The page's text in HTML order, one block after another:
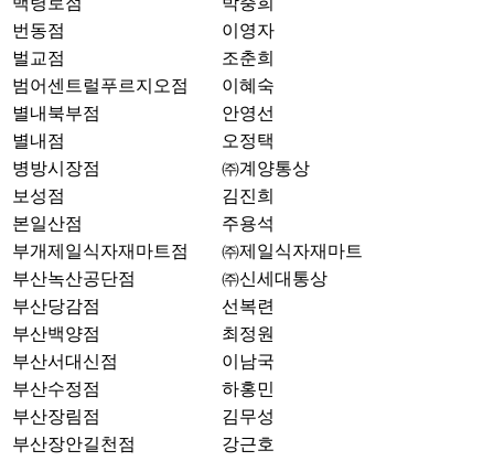
번동점
이영자
벌교점
조춘희
범어센트럴푸르지오점
이혜숙
별내북부점
안영선
별내점
오정택
병방시장점
㈜계양통상
보성점
김진희
본일산점
주용석
부개제일식자재마트점
㈜제일식자재마트
부산녹산공단점
㈜신세대통상
부산당감점
선복련
부산백양점
최정원
부산서대신점
이남국
부산수정점
하홍민
부산장림점
김무성
부산장안길천점
강근호